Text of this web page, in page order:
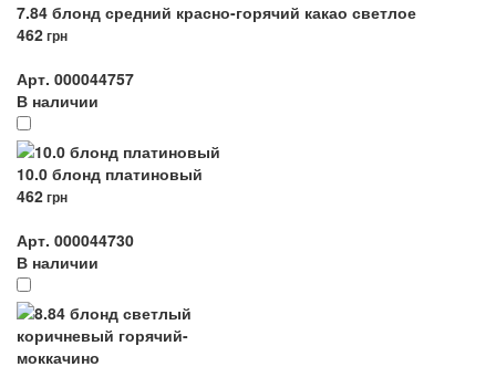
7.84 блонд средний красно-горячий какао светлое
462грн
Арт. 000044757
В наличии
10.0 блонд платиновый
462грн
Арт. 000044730
В наличии